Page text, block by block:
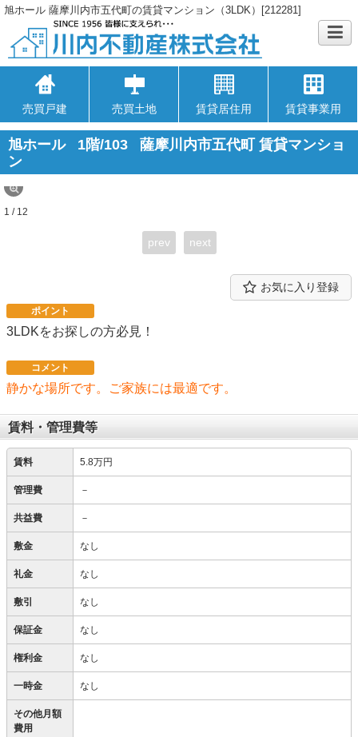
旭ホール 薩摩川内市五代町の賃貸マンション（3LDK）[212281]
売買戸建 売買土地 賃貸居住用 賃貸事業用
旭ホール 1階/103
薩摩川内市五代町 賃貸マンショ
ン
1 / 12
prev next
お気に入り登録
ポイント
3LDKをお探しの方必見！
コメント
静かな場所です。ご家族には最適です。
賃料・管理費等
賃料 5.8万円
管理費 －
共益費 －
敷金 なし
礼金 なし
敷引 なし
保証金 なし
権利金 なし
一時金 なし
その他月額
費用